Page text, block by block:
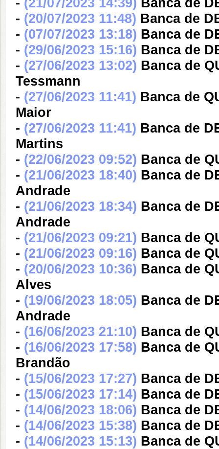
- (21/07/2023 14:39) Banca de
- (20/07/2023 11:48) Banca de
- (07/07/2023 13:18) Banca de
- (29/06/2023 15:16) Banca de
- (27/06/2023 13:02) Banca de
Tessmann
- (27/06/2023 11:41) Banca de
Maior
- (27/06/2023 11:41) Banca de
Martins
- (22/06/2023 09:52) Banca de
- (21/06/2023 18:40) Banca de
Andrade
- (21/06/2023 18:34) Banca de
Andrade
- (21/06/2023 09:21) Banca de
- (21/06/2023 09:16) Banca de
- (20/06/2023 10:36) Banca de
Alves
- (19/06/2023 18:05) Banca de
Andrade
- (16/06/2023 21:10) Banca de
- (16/06/2023 17:58) Banca de
Brandão
- (15/06/2023 17:27) Banca de
- (15/06/2023 17:14) Banca de
- (14/06/2023 18:06) Banca de
- (14/06/2023 15:38) Banca de
- (14/06/2023 15:13) Banca de